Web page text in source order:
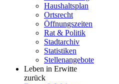
Haushaltsplan
Ortsrecht
Öffnungszeiten
Rat & Politik
Stadtarchiv
Statistiken
Stellenangebote
Leben in Erwitte
zurück